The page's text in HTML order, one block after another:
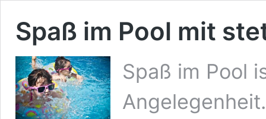
Spaß im Pool mit
Spaß im Pool